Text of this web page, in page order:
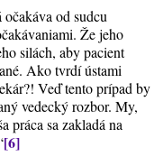
od sudcu
Že jeho
silách, aby pacient
Ako tvrdí ústami
Veď tento prípad by
vedecký rozbor. My,
práca sa zakladá na
[6]